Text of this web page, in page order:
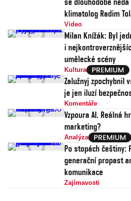
klimatolog Radim
Video
Milan Knížák: Byl
i
umělecké scény
Kultura
Zalužnyj zpochybnil
je jen iluzí
Komentáře
Vzpoura AI. Reálná
marketing?
Analýza
Po stopách češtiny:
generační propast
komunikace
Zajímavosti